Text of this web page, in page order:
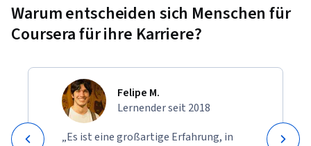
Warum entscheiden sich Menschen für
Coursera für ihre Karriere?
Felipe M.
Lernender seit 2018
„Es ist eine großartige Erfahrung, in